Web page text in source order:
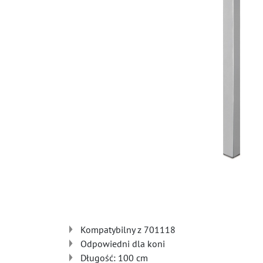
Kompatybilny z 701118
Odpowiedni dla koni
Długość: 100 cm